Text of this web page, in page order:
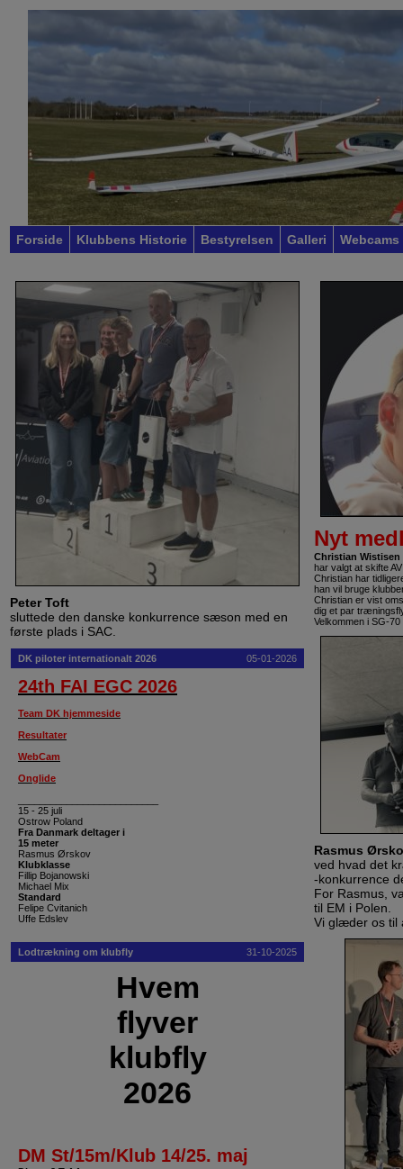
Forside Klubbens Historie Bestyrelsen Galleri Webcams
Peter Toft
sluttede den danske konkurrence sæson med en
første plads i SAC.
DK piloter internationalt 2026 05-01-2026
24th FAI EGC 2026
Team DK hjemmeside
Resultater
WebCam
Onglide
15 - 25 juli
Ostrow Poland
Fra Danmark deltager i
15 meter
Rasmus Ørskov
Klubklasse
Fillip Bojanowski
Michael Mix
Standard
Felipe Cvitanich
Uffe Edslev
Lodtrækning om klubfly 31-10-2025
Hvem
flyver
klubfly
2026
DM St/15m/Klub 14/25. maj
Nyt
Christian Wistisen
har valgt at skifte
Christian har
han vil bruge
Christian er vist
dig et par
Velkommen i SG-70
Rasmus
ved hvad det
-konkurrence
For Rasmus,
til EM i Polen.
Vi glæder os til